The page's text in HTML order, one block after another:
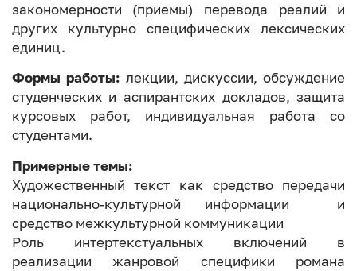
закономерности (приемы) перевода реалий и
других культурно специфических лексических
единиц.
Формы работы: лекции, дискуссии, обсуждение
студенческих и аспирантских докладов, защита
курсовых работ, индивидуальная работа со
студентами.
Примерные темы:
Художественный текст как средство передачи
национально-культурной информации и
средство межкультурной коммуникации
Роль интертекстуальных включений в
реализации жанровой специфики романа